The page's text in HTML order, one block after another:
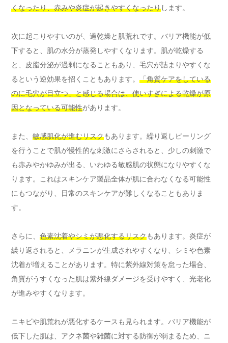
くなったり、赤みや炎症が起きやすくなったりします。
次に起こりやすいのが、過乾燥と肌荒れです。バリア機能が低
下すると、肌の水分が蒸発しやすくなります。肌が乾燥する
と、皮脂分泌が過剰になることもあり、毛穴が詰まりやすくな
るという逆効果を招くこともあります。 「角質ケアをしている
のに毛穴が目立つ」と感じる場合は、使いすぎによる乾燥が原
因となっている可能性があります。
また、 敏感肌化が進むリスクもあります。繰り返しピーリング
を行うことで肌が慢性的な刺激にさらされると、少しの刺激で
も赤みやかゆみが出る、いわゆる敏感肌の状態になりやすくな
ります。これはスキンケア製品全体が肌に合わなくなる可能性
にもつながり、日常のスキンケアが難しくなることもありま
す。
さらに、 色素沈着やシミが悪化するリスクもあります。炎症が
繰り返されると、メラニンが生成されやすくなり、シミや色素
沈着が増えることがあります。特に紫外線対策を怠った場合、
角質がうすくなった肌は紫外線ダメージを受けやすく、光老化
が進みやすくなります。
ニキビや肌荒れが悪化するケースも見られます。バリア機能が
低下した肌は、アクネ菌や雑菌に対する防御が弱まるため、ニ